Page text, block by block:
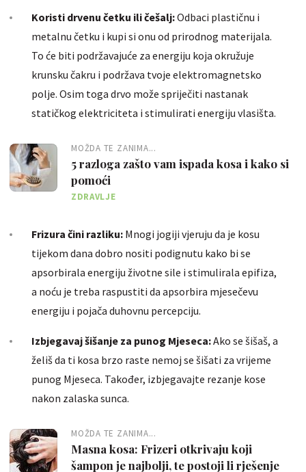
Koristi drvenu četku ili češalj:Odbaci plastičnu i
metalnu četku i kupi si onu od prirodnog materijala.
To će biti podržavajuće za energiju koja okružuje
krunsku čakru i podržava tvoje elektromagnetsko
polje. Osim toga drvo može spriječiti nastanak
statičkog elektriciteta i stimulirati energiju vlasišta.
MOŽDA TE ZANIMA...
5 razloga zašto vam ispada kosa i kako si
pomoći
ZDRAVLJE
Frizura čini razliku: Mnogi jogiji vjeruju da je kosu
tijekom dana dobro nositi podignutu kako bi se
apsorbirala energiju životne sile i stimulirala epifiza,
a noću je treba raspustiti da apsorbira mjesečevu
energiju i pojača duhovnu percepciju.
Izbjegavaj šišanje za punog Mjeseca:Ako se šišaš, a
želiš da ti kosa brzo raste nemoj se šišati za vrijeme
punog Mjeseca. Također, izbjegavajte rezanje kose
nakon zalaska sunca.
MOŽDA TE ZANIMA...
Masna kosa: Frizeri otkrivaju koji
šampon je najbolji, te postoji li rješenje